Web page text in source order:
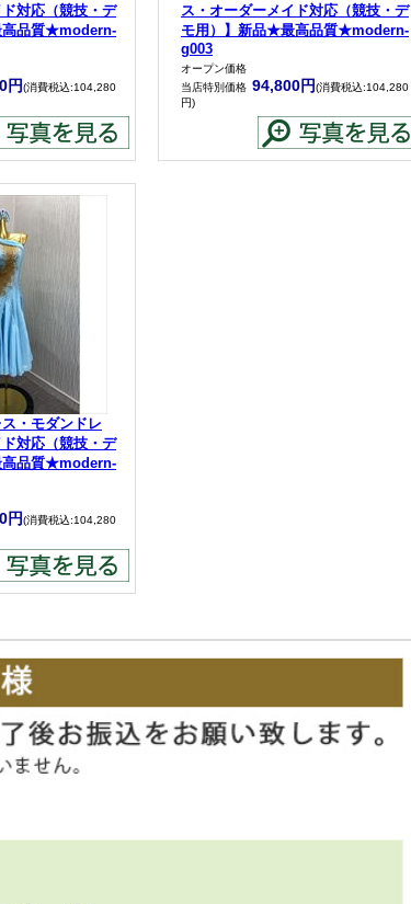
対応（競技・デ
品質★modern-
円(消費税込:104,280
ス・オーダーメイド対応（競技・デ
モ用）】新品★最高品質★modern-
g003
オープン価格
当店特別価格 94,800円(消費税込:104,280
円)
ス・モダンドレ
対応（競技・デ
品質★modern-
円(消費税込:104,280